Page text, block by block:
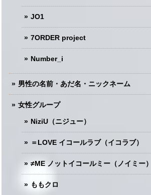
JO1
7ORDER project
Number_i
男性の名前・あだ名・ニックネーム
女性グループ
NiziU（ニジュー）
＝LOVE イコールラブ（イコラブ）
≠ME ノットイコールミー（ノイミー）
ももクロ